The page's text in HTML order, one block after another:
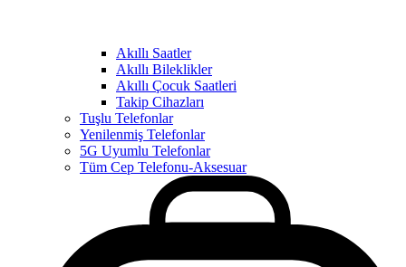
Akıllı Saatler
Akıllı Bileklikler
Akıllı Çocuk Saatleri
Takip Cihazları
Tuşlu Telefonlar
Yenilenmiş Telefonlar
5G Uyumlu Telefonlar
Tüm Cep Telefonu-Aksesuar